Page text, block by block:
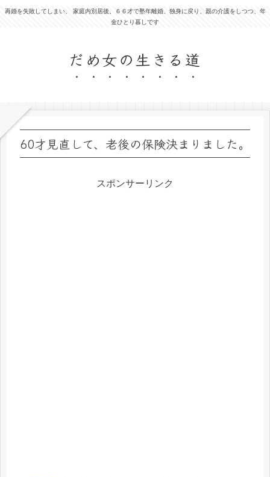
再婚を失敗してしまい、 家庭内別居後、６６才で塾年離婚、独身に戻り、親の介護をしつつ、年
金ひとり暮しです
だめ女の生きる道
60才見直して、老後の保険決まりました。
スポンサーリンク